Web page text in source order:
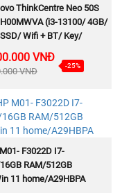
MUA NGAY
ThinkCentre Neo 50S
(i3-13100/ 4GB/
Wifi + BT/ Key/
NoOS/ 1Y)
VNĐ
VNĐ
-25%
MUA NGAY
F3022D I7-
RAM/512GB
11 home/A29HBPA